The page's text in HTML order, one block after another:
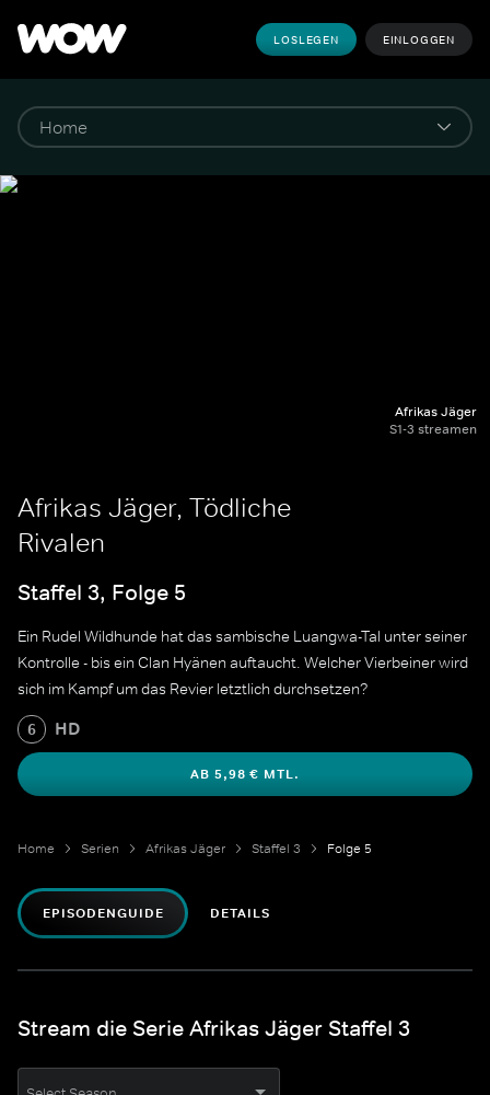
LOSLEGEN EINLOGGEN
Afrikas Jäger
S1-3 streamen
Afrikas Jäger, Tödliche
Rivalen
Staffel 3, Folge 5
Ein Rudel Wildhunde hat das sambische Luangwa-Tal unter seiner
Kontrolle - bis ein Clan Hyänen auftaucht. Welcher Vierbeiner wird
sich im Kampf um das Revier letztlich durchsetzen?
6 HD
AB 5,98 € MTL.
Home Serien Afrikas Jäger Staffel 3 Folge 5
EPISODENGUIDE DETAILS
Stream die Serie Afrikas Jäger Staffel 3